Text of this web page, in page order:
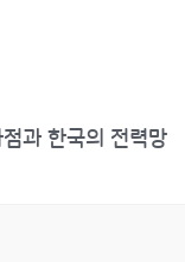
과 한국의 전력망